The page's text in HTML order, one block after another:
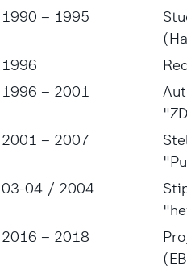
1990 – 1995
1996
1996 – 2001
2001 – 2007
03-04 / 2004
2016 – 2018